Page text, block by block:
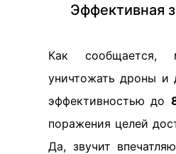
Эффективная
Как сообщается,
уничтожать дроны и
эффективностью до
поражения целей
Да, звучит